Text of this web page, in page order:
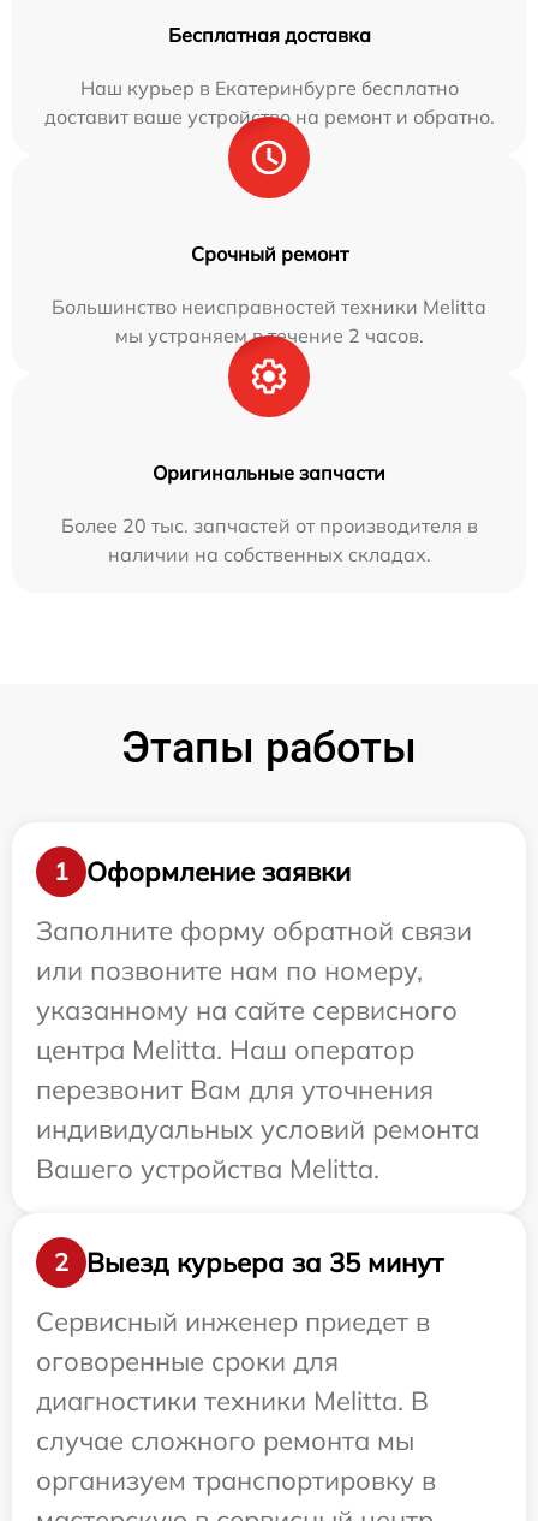
Бесплатная доставка
Наш курьер в Екатеринбурге бесплатно
доставит ваше устройство на ремонт и обратно.
Срочный ремонт
Большинство неисправностей техники Melitta
мы устраняем в течение 2 часов.
Оригинальные запчасти
Более 20 тыс. запчастей от производителя в
наличии на собственных складах.
Этапы работы
1
Оформление заявки
Заполните форму обратной связи
или позвоните нам по номеру,
указанному на сайте сервисного
центра Melitta. Наш оператор
перезвонит Вам для уточнения
индивидуальных условий ремонта
Вашего устройства Melitta.
2
Выезд курьера за 35 минут
Сервисный инженер приедет в
оговоренные сроки для
диагностики техники Melitta. В
случае сложного ремонта мы
организуем транспортировку в